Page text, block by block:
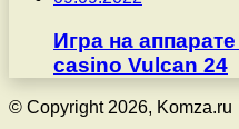
Игра на
casino Vulcan 24
© Copyright 2026, Komza.ru